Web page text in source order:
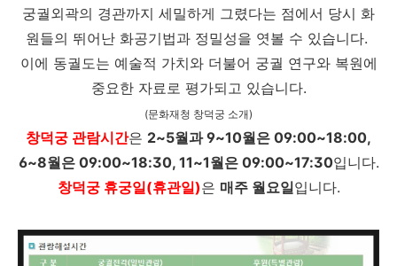
궁궐외곽의 경관까지 세밀하게 그렸다는 점에서 당시 화
원들의 뛰어난 화공기법과 정밀성을 엿볼 수 있습니다.
이에 동궐도는 예술적 가치와 더불어 궁궐 연구와 복원에
중요한 자료로 평가되고 있습니다.
(문화재청 창덕궁 소개)
창덕궁 관람시간은 2~5월과 9~10월은 09:00~18:00,
6~8월은 09:00~18:30, 11~1월은 09:00~17:30입니다.
창덕궁 휴궁일(휴관일)은 매주 월요일입니다.